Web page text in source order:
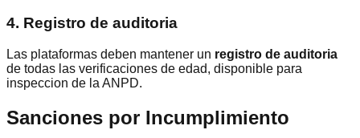
4. Registro de auditoria
Las plataformas deben mantener un registro de auditoria
de todas las verificaciones de edad, disponible para
inspeccion de la ANPD.
Sanciones por Incumplimiento